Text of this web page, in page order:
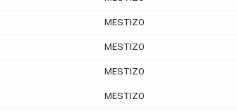
MESTIZO
MESTIZO
MESTIZO
MESTIZO